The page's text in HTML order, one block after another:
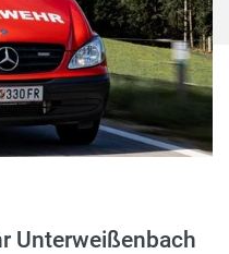
Unterweißenbach